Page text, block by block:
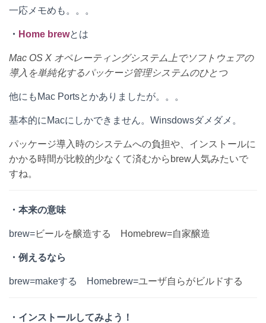
o
k
一応メモめも。。。
・ Home brewとは
Mac OS X オペレーティングシステム上でソフトウェアの
導入を単純化するパッケージ管理システムのひとつ
他にもMac Portsとかありましたが。。。
基本的にMacにしかできません。Winsdowsダメダメ。
パッケージ導入時のシステムへの負担や、インストールに
かかる時間が比較的少なくて済むからbrew人気みたいで
すね。
・本来の意味
brew=ビールを醸造する Homebrew=自家醸造
・例えるなら
brew=makeする Homebrew=ユーザ自らがビルドする
・インストールしてみよう！